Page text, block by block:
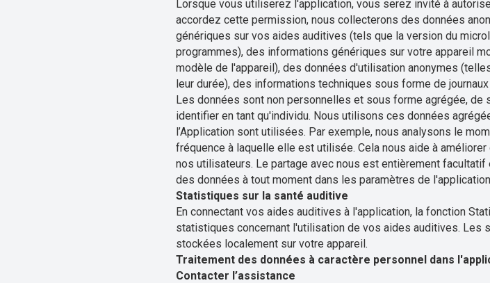
Lorsque vous utiliserez l'application, vous serez invité à
accordez cette permission, nous collecterons des données
génériques sur vos aides auditives (tels que la version du
programmes), des informations génériques sur votre appareil
modèle de l'appareil), des données d'utilisation anonymes
leur durée), des informations techniques sous forme de
Les données sont non personnelles et sous forme agrégée,
identifier en tant qu'individu. Nous utilisons ces données
l’Application sont utilisées. Par exemple, nous analysons le
fréquence à laquelle elle est utilisée. Cela nous aide à
nos utilisateurs. Le partage avec nous est entièrement
des données à tout moment dans les paramètres de
Statistiques sur la santé auditive
En connectant vos aides auditives à l'application, la fonction
statistiques concernant l'utilisation de vos aides auditives.
stockées localement sur votre appareil.
Traitement des données à caractère personnel dans
Contacter l’assistance